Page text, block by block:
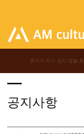
'혼자서 하기 쉽지 않을,
공지사항